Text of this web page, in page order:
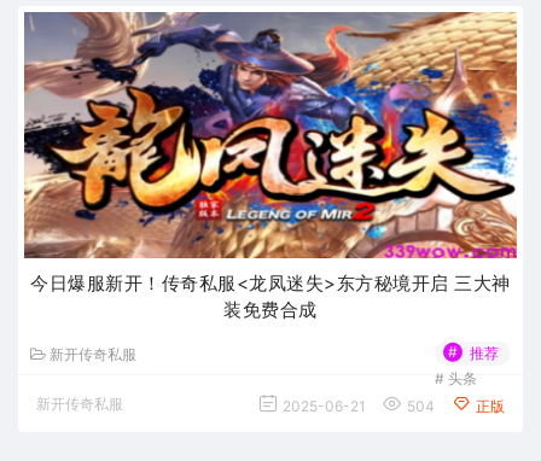
今日爆服新开！传奇私服<龙凤迷失>东方秘境开启 三大神
装免费合成
新开传奇私服 #
推荐
# 头条
新开传奇私服
2025-06-21 504 正版